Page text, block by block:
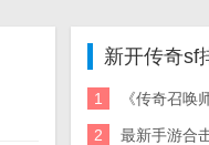
新开传奇sf
1 《传奇召唤师
2 最新手游合